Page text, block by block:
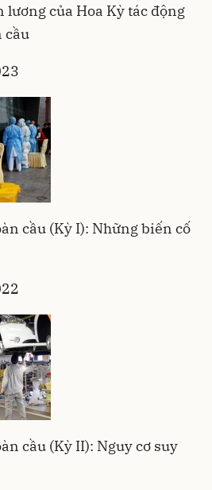
của Hoa Kỳ tác động
cầu
cầu (Kỳ I): Những biến cố
cầu (Kỳ II): Nguy cơ suy